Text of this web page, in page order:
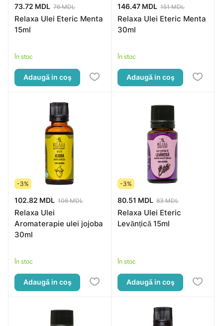
73.72 MDL 76 MDL
Relaxa Ulei Eteric Menta
15ml
În stoc
Adaugă in coş
146.47 MDL 151 MDL
Relaxa Ulei Eteric Menta
30ml
În stoc
Adaugă in coş
-3%
102.82 MDL 106 MDL
Relaxa Ulei
Aromaterapie ulei jojoba
30ml
În stoc
Adaugă in coş
-3%
80.51 MDL 83 MDL
Relaxa Ulei Eteric
Levănțică 15ml
În stoc
Adaugă in coş